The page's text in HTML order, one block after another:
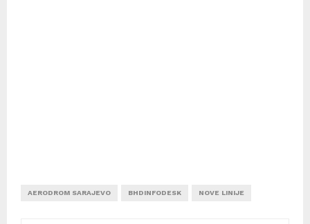
AERODROM SARAJEVO BHDINFODESK NOVE LINIJE